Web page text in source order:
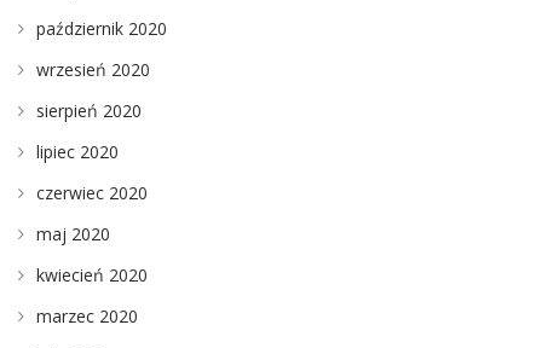
październik 2020
wrzesień 2020
sierpień 2020
lipiec 2020
czerwiec 2020
maj 2020
kwiecień 2020
marzec 2020